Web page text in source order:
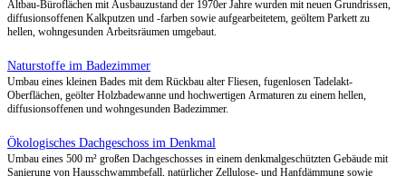
Spreeplan-Projekte im Bereich Kautschukboden als
Belägen – und warum er besser ist